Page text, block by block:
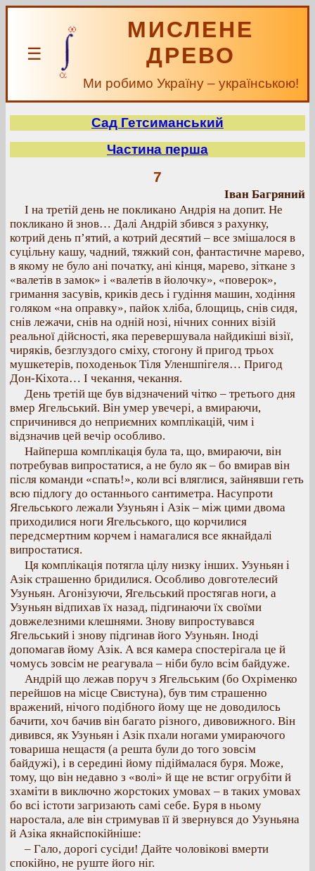
☰
МИСЛЕНЕ
ДРЕВО
Ми робимо Україну – українською!
Сад Гетсиманський
Частина перша
7
Іван Багряний
І на третій день не покликано Андрія на допит. Не
покликано й знов… Далі Андрій збився з рахунку,
котрий день п’ятий, а котрий десятий – все змішалося в
суцільну кашу, чадний, тяжкий сон, фантастичне марево,
в якому не було ані початку, ані кінця, марево, зіткане з
«валетів в замок» і «валетів в йолочку», «поверок»,
гримання засувів, криків десь і гудіння машин, ходіння
голяком «на оправку», пайок хліба, блощиць, снів сидя,
снів лежачи, снів на одній нозі, нічних сонних візій
реальної дійсності, яка перевершувала найдикіші візії,
чиряків, безглуздого сміху, стогону й пригод трьох
мушкетерів, походеньок Тіля Уленшпігеля… Пригод
Дон-Кіхота… І чекання, чекання.
День третій ще був відзначений чітко – третього дня
вмер Ягельський. Він умер увечері, а вмираючи,
спричинився до неприємних комплікацій, чим і
відзначив цей вечір особливо.
Найперша комплікація була та, що, вмираючи, він
потребував випростатися, а не було як – бо вмирав він
після команди «спать!», коли всі вляглися, зайнявши геть
всю підлогу до останнього сантиметра. Насупроти
Ягельського лежали Узуньян і Азік – між цими двома
приходилися ноги Ягельського, що корчилися
передсмертним корчем і намагалися все якнайдалі
випростатися.
Ця комплікація потягла цілу низку інших. Узуньян і
Азік страшенно бридилися. Особливо довготелесий
Узуньян. Агонізуючи, Ягельський простягав ноги, а
Узуньян відпихав їх назад, підгинаючи їх своїми
довжелезними клешнями. Знову випростувався
Ягельський і знову підгинав його Узуньян. Іноді
допомагав йому Азік. А вся камера спостерігала це й
чомусь зовсім не реагувала – ніби було всім байдуже.
Андрій що лежав поруч з Ягельським (бо Охріменко
перейшов на місце Свистуна), був тим страшенно
вражений, нічого подібного йому ще не доводилось
бачити, хоч бачив він багато різного, дивовижного. Він
дивився, як Узуньян і Азік пхали ногами умираючого
товариша нещастя (а решта були до того зовсім
байдужі), і в середині йому підіймалася буря. Може,
тому, що він недавно з «волі» й ще не встиг огрубіти й
зхаміти в виключно жорстоких умовах – в таких умовах
бо всі істоти загризають самі себе. Буря в ньому
наростала, але він стримував її й звернувся до Узуньяна
й Азіка якнайспокійніше:
– Гало, дорогі сусіди! Дайте чоловікові вмерти
спокійно, не руште його ніг.